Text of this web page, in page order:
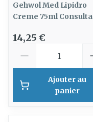
Gehwol Med Lipidro
Creme 75ml Consulta
14,25 €
Ajouter au
panier